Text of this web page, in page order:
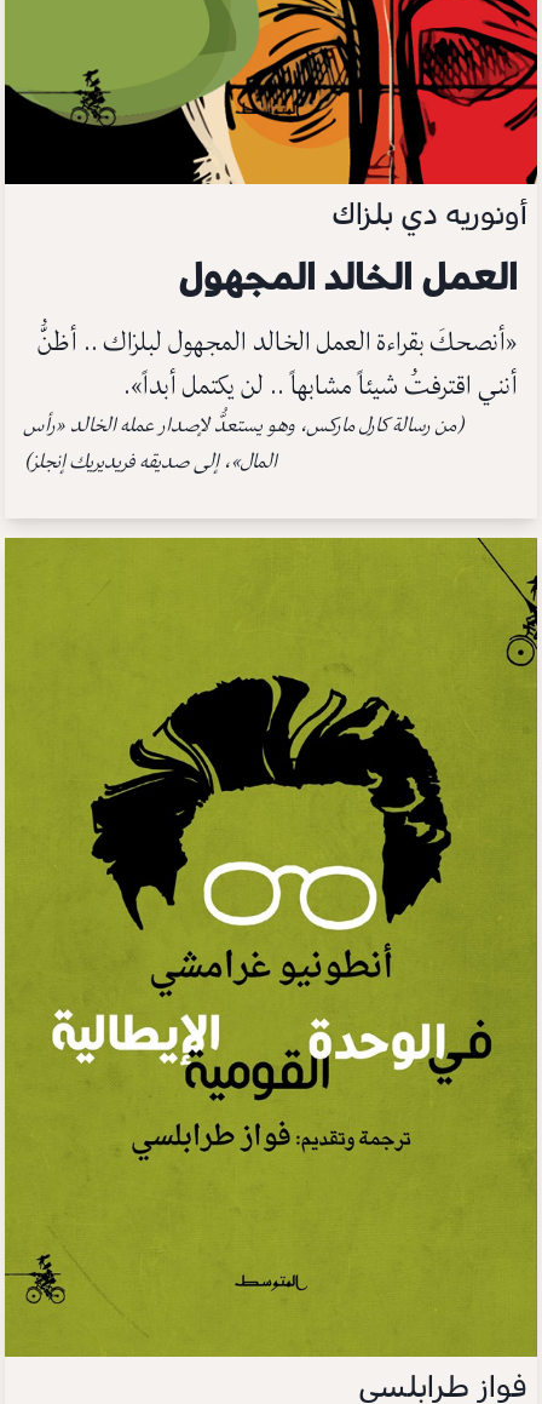
أونوريه دي بلزاك
العمل الخالد المجهول
«أنصـحكَ بقراءة العمل الخالد المجهول لبلزاك .. أظنُّ
أننـي اقترفتُ شيئاً مشابهاً .. لن يكتمل أبداً».
(من رسالة كارل ماركس، وهو يستعدُّ لإصدار عمله الخالد «رأس
المال»، إلى صديقه فريديريك إنجلز)
فواز طرابلسي